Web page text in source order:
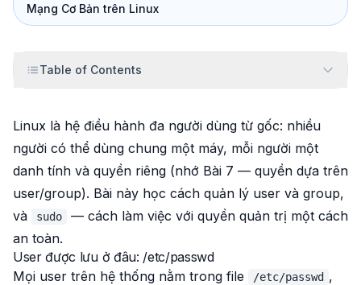
Mạng Cơ Bản trên Linux
Table of Contents
Linux là hệ điều hành đa người dùng từ gốc: nhiều
người có thể dùng chung một máy, mỗi người một
danh tính và quyền riêng (nhớ Bài 7 — quyền dựa trên
user/group). Bài này học cách quản lý user và group,
và
sudo
— cách làm việc với quyền quản trị một cách
an toàn.
User được lưu ở đâu: /etc/passwd
Mọi user trên hệ thống nằm trong file
/etc/passwd ,